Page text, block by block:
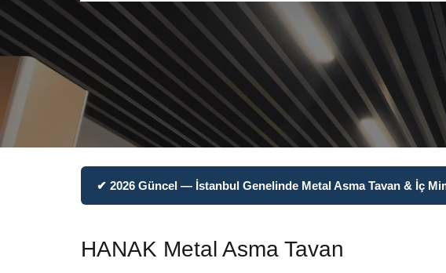
✔ 2026 Güncel — İstanbul Genelinde Metal Asma Tavan & İç
HANAK Metal Asma Tavan